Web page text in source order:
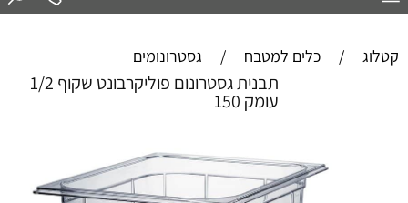
קטלוג / כלים למטבח / גסטרונומים
תבנית גסטרונום פוליקרבונט שקוף 1/2
עומק 150